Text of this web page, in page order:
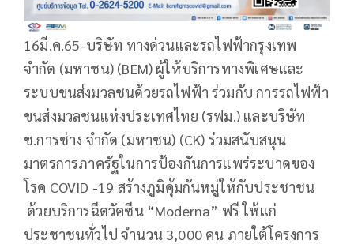
16มี.ค.65-บริษัท ทางด่วนและรถไฟฟ้ากรุงเทพ
จำกัด (มหาชน) (BEM) ผู้ให้บริการทางพิเศษและ
ระบบขนส่งมวลชนด้วยรถไฟฟ้า ร่วมกับ การรถไฟฟ้า
ขนส่งมวลชนแห่งประเทศไทย (รฟม.) และบริษัท
ช.การช่าง จำกัด (มหาชน) (CK) ร่วมสนับสนุน
มาตรการภาครัฐในการป้องกันการแพร่ระบาดของ
โรค COVID -19 สร้างภูมิคุ้มกันหมู่ให้กับประชาชน
ด้วยบริการฉีดวัคซีน “Moderna” ฟรี ให้แก่
ประชาชนทั่วไป จำนวน 3,000 คน ภายใต้โครงการ